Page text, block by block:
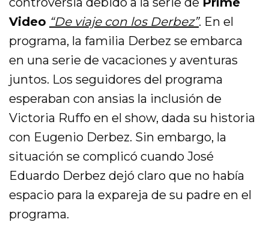
Video “De viaje con los Derbez”. En el
programa, la familia Derbez se embarca
en una serie de vacaciones y aventuras
juntos. Los seguidores del programa
esperaban con ansias la inclusión de
Victoria Ruffo en el show, dada su historia
con Eugenio Derbez. Sin embargo, la
situación se complicó cuando José
Eduardo Derbez dejó claro que no había
espacio para la expareja de su padre en el
programa.